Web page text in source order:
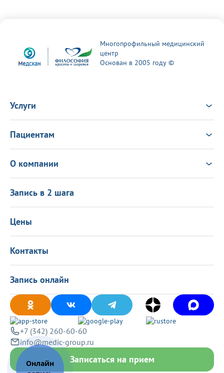
Многопрофильный медицинский
центр
Основан в 2005 году ©
Услуги
Врачи
Консультация Онлайн
Выезд врача на дом
Пациентам
Новости
Политика в области качества
Подарочные сертификаты
Программа лояльности
О компании
Информация для пациентов
Лицензиии
Вакансии
Политика конфиденциальности
Запись в 2 шага
Цены
Контакты
Запись онлайн
+7 (342) 260-60-60
info@medic-group.ru
Записаться на прием